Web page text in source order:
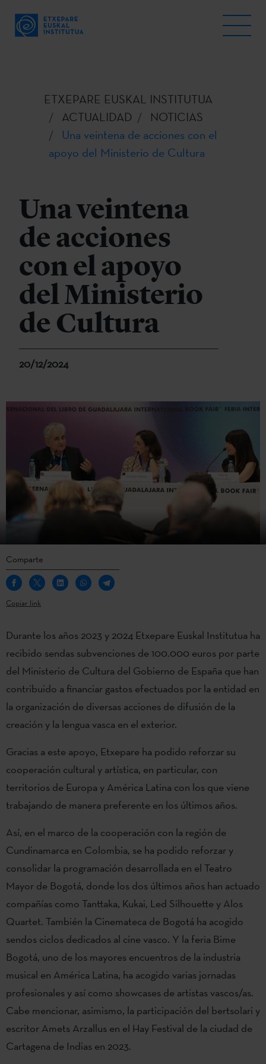
ETXEPARE EUSKAL INSTITUTUA
ACTUALIDAD
NOTICIAS
Una veintena de acciones con el
apoyo del Ministerio de Cultura
Una veintena
de acciones
con el apoyo
del Ministerio
de Cultura
20/12/2024
Comparte
Copiar link
Durante los años 2023 y 2024 Etxepare Euskal Institutua ha
recibido sendas subvenciones de 100.000 euros por parte
del Ministerio de Cultura del Gobierno de España que han
contribuido a financiar gastos efectuados por la entidad en
la organización de diversas acciones de difusión de la
creación y la lengua vasca en el exterior.
Gracias a este apoyo, Etxepare ha podido reforzar su
cooperación cultural y artística, en particular, con
territorios de Europa y América Latina con los que viene
trabajando de manera preferente en los últimos años.
Así, en el marco de la cooperación con la región de
Cundinamarca en Colombia, se ha podido reforzar y
consolidar la programación desarrollada en el Teatro
Mayor de Bogotá, donde los dos últimos años han actuado
compañías como Tanttaka, Kukai, Led Silhouette y Alos
Quartet. También la Cinemateca de Bogotá ha acogido
sendos ciclos dedicados al cine vasco. Y la feria Bime
Bogotá, uno de los mayores encuentros de la industria
musical en América Latina, ha acogido varias jornadas
profesionales y así como showcases de artistas vascos/as.
Cabe mencionar, asimismo, la participación del bertsolari y
escritor Amets Arzallus en el Hay Festival de la ciudad de
Cartagena de Indias en 2023.